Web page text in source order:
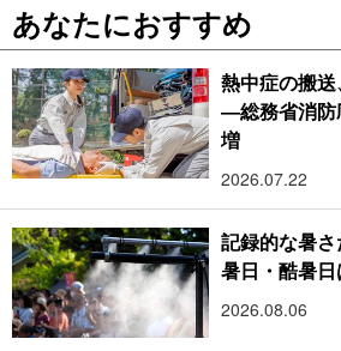
あなたにおすすめ
熱中症の搬
―総務省消防
増
2026.07.22
記録的な暑
暑日・酷暑
2026.08.06